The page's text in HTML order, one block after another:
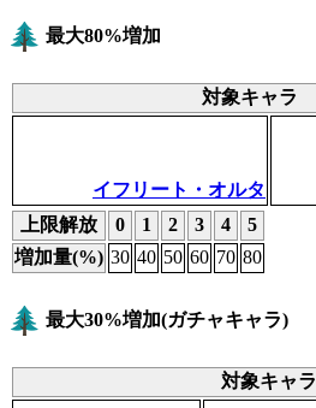
最大80%増加
対象キャラ
イフリート・オルタ
上限解放
0 1 2 3 4
5
増加量(%) 30 40 50 60 70 80
最大30%増加(ガチャキャラ)
対象キャラ